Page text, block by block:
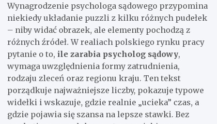
Wynagrodzenie psychologa sądowego przypomina
niekiedy układanie puzzli z kilku różnych pudełek
– niby widać obrazek, ale elementy pochodzą z
różnych źródeł. W realiach polskiego rynku pracy
pytanie o to, ile zarabia psycholog sądowy,
wymaga uwzględnienia formy zatrudnienia,
rodzaju zleceń oraz regionu kraju. Ten tekst
porządkuje najważniejsze liczby, pokazuje typowe
widełki i wskazuje, gdzie realnie „ucieka” czas, a
gdzie pojawia się szansa na lepsze stawki. Bez